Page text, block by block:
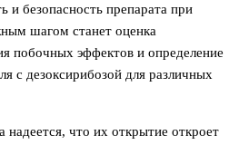
и безопасность препарата при
шагом станет оценка
побочных эффектов и определение
с дезоксирибозой для различных
надеется, что их открытие откроет